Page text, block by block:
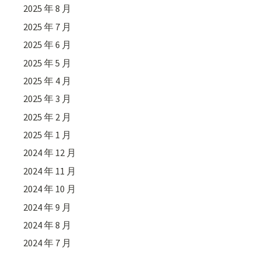
2025 年 8 月
2025 年 7 月
2025 年 6 月
2025 年 5 月
2025 年 4 月
2025 年 3 月
2025 年 2 月
2025 年 1 月
2024 年 12 月
2024 年 11 月
2024 年 10 月
2024 年 9 月
2024 年 8 月
2024 年 7 月